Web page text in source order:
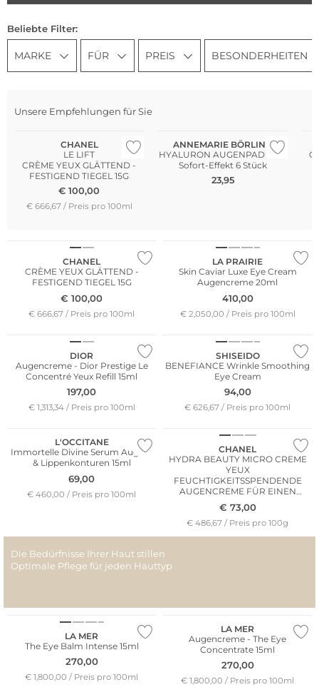
Beliebte Filter:
MARKE FÜR PREIS BESONDERHEITEN
Unsere Empfehlungen für Sie
CHANEL
LE LIFT
CRÈME YEUX GLÄTTEND -
FESTIGEND TIEGEL 15G
€100,00
€ 666,67 / Preis pro 100ml
ANNEMARIE BÖRLIND
HYALURON AUGENPADS mit
Sofort-Effekt 6 Stück
23,95
CHANEL
CRÈME YEUX GLÄTTEND -
FESTIGEND TIEGEL 15G
€ 100,00
€ 666,67 / Preis pro 100ml
LA PRAIRIE
Skin Caviar Luxe Eye Cream
Augencreme 20ml
410,00
€ 2,050,00 / Preis pro 100ml
DIOR
Augencreme - Dior Prestige Le
Concentré Yeux Refill 15ml
197,00
€ 1,313,34 / Preis pro 100ml
SHISEIDO
BENEFIANCE Wrinkle Smoothing
Eye Cream
94,00
€ 626,67 / Preis pro 100ml
L'OCCITANE
Immortelle Divine Serum Augen-
& Lippenkonturen 15ml
69,00
€ 460,00 / Preis pro 100ml
CHANEL
HYDRA BEAUTY MICRO CRÈME
YEUX
FEUCHTIGKEITSSPENDENDE
AUGENCREME FÜR EINEN
STRAHLENDEN BLICK TIEGEL 15G
€ 73,00
€ 486,67 / Preis pro 100g
Die Bedürfnisse Ihrer Haut stillen
Optimale Pflege für jeden Hauttyp
LA MER
The Eye Balm Intense 15ml
270,00
€ 1,800,00 / Preis pro 100ml
LA MER
Augencreme - The Eye
Concentrate 15ml
270,00
€ 1,800,00 / Preis pro 100ml